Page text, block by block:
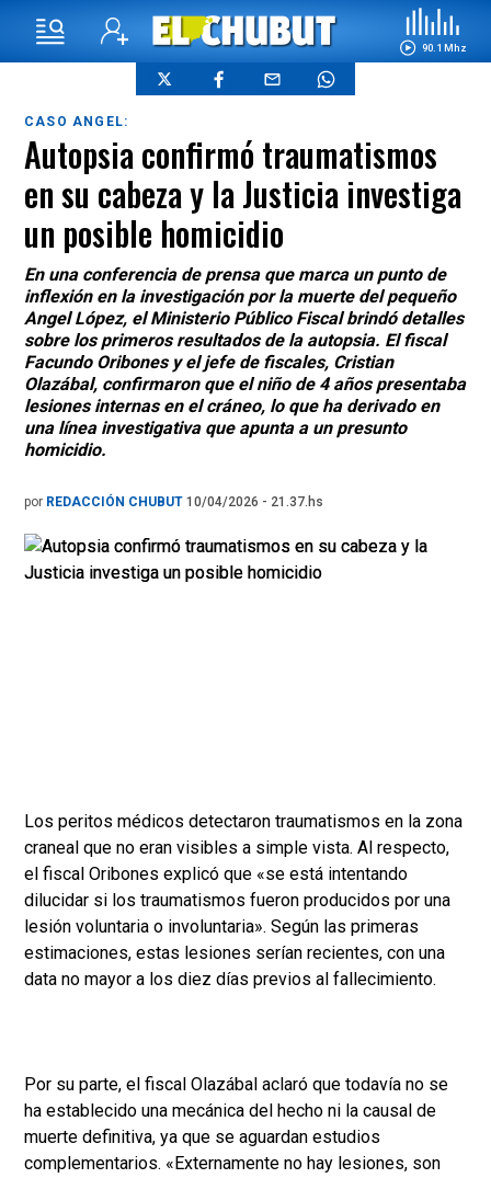
90.1 Mhz
CASO ANGEL:
Autopsia confirmó traumatismos
en su cabeza y la Justicia investiga
un posible homicidio
En una conferencia de prensa que marca un punto de
inflexión en la investigación por la muerte del pequeño
Angel López, el Ministerio Público Fiscal brindó detalles
sobre los primeros resultados de la autopsia. El fiscal
Facundo Oribones y el jefe de fiscales, Cristian
Olazábal, confirmaron que el niño de 4 años presentaba
lesiones internas en el cráneo, lo que ha derivado en
una línea investigativa que apunta a un presunto
homicidio.
por REDACCIÓN CHUBUT 10/04/2026 - 21.37.hs
Los peritos médicos detectaron traumatismos en la zona
craneal que no eran visibles a simple vista. Al respecto,
el fiscal Oribones explicó que «se está intentando
dilucidar si los traumatismos fueron producidos por una
lesión voluntaria o involuntaria». Según las primeras
estimaciones, estas lesiones serían recientes, con una
data no mayor a los diez días previos al fallecimiento.
Por su parte, el fiscal Olazábal aclaró que todavía no se
ha establecido una mecánica del hecho ni la causal de
muerte definitiva, ya que se aguardan estudios
complementarios. «Externamente no hay lesiones, son